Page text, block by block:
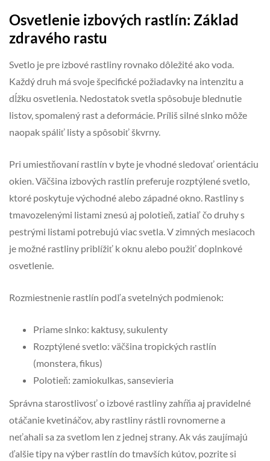
Osvetlenie izbových rastlín: Základ
zdravého rastu
Svetlo je pre izbové rastliny rovnako dôležité ako voda.
Každý druh má svoje špecifické požiadavky na intenzitu a
dĺžku osvetlenia. Nedostatok svetla spôsobuje blednutie
listov, spomalený rast a deformácie. Príliš silné slnko môže
naopak spáliť listy a spôsobiť škvrny.
Pri umiestňovaní rastlín v byte je vhodné sledovať orientáciu
okien. Väčšina izbových rastlín preferuje rozptýlené svetlo,
ktoré poskytuje východné alebo západné okno. Rastliny s
tmavozelenými listami znesú aj polotieň, zatiaľ čo druhy s
pestrými listami potrebujú viac svetla. V zimných mesiacoch
je možné rastliny priblížiť k oknu alebo použiť doplnkové
osvetlenie.
Rozmiestnenie rastlín podľa svetelných podmienok:
Priame slnko: kaktusy, sukulenty
Rozptýlené svetlo: väčšina tropických rastlín
(monstera, fikus)
Polotieň: zamiokulkas, sansevieria
Správna starostlivosť o izbové rastliny zahŕňa aj pravidelné
otáčanie kvetináčov, aby rastliny rástli rovnomerne a
neťahali sa za svetlom len z jednej strany. Ak vás zaujímajú
ďalšie tipy na výber rastlín do tmavších kútov, pozrite si